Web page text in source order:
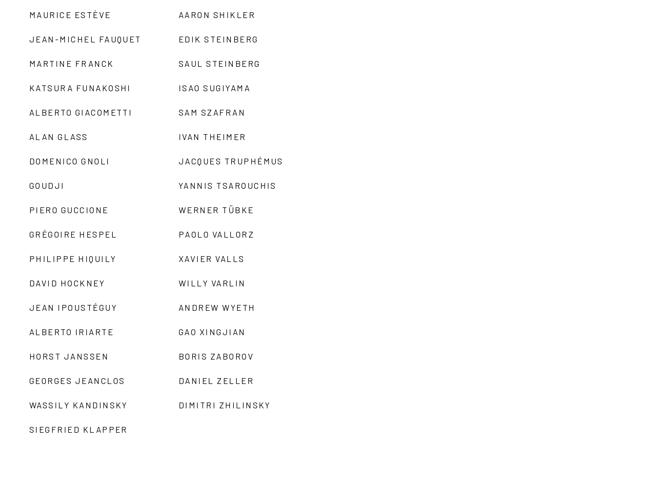
MAURICE ESTÈVE
JEAN-MICHEL FAUQUET
MARTINE FRANCK
KATSURA FUNAKOSHI
ALBERTO GIACOMETTI
ALAN GLASS
DOMENICO GNOLI
GOUDJI
PIERO GUCCIONE
GRÉGOIRE HESPEL
PHILIPPE HIQUILY
DAVID HOCKNEY
JEAN IPOUSTÉGUY
ALBERTO IRIARTE
HORST JANSSEN
GEORGES JEANCLOS
WASSILY KANDINSKY
SIEGFRIED KLAPPER
AARON SHIKLER
EDIK STEINBERG
SAUL STEINBERG
ISAO SUGIYAMA
SAM SZAFRAN
IVAN THEIMER
JACQUES TRUPHÉMUS
YANNIS TSAROUCHIS
WERNER TÜBKE
PAOLO VALLORZ
XAVIER VALLS
WILLY VARLIN
ANDREW WYETH
GAO XINGJIAN
BORIS ZABOROV
DANIEL ZELLER
DIMITRI ZHILINSKY